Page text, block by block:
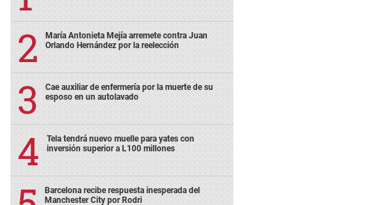
María Antonieta Mejía arremete contra Juan
Orlando Hernández por la reelección
Cae auxiliar de enfermería por la muerte de su
esposo en un autolavado
Tela tendrá nuevo muelle para yates con
inversión superior a L100 millones
Barcelona recibe respuesta inesperada del
Manchester City por Rodri